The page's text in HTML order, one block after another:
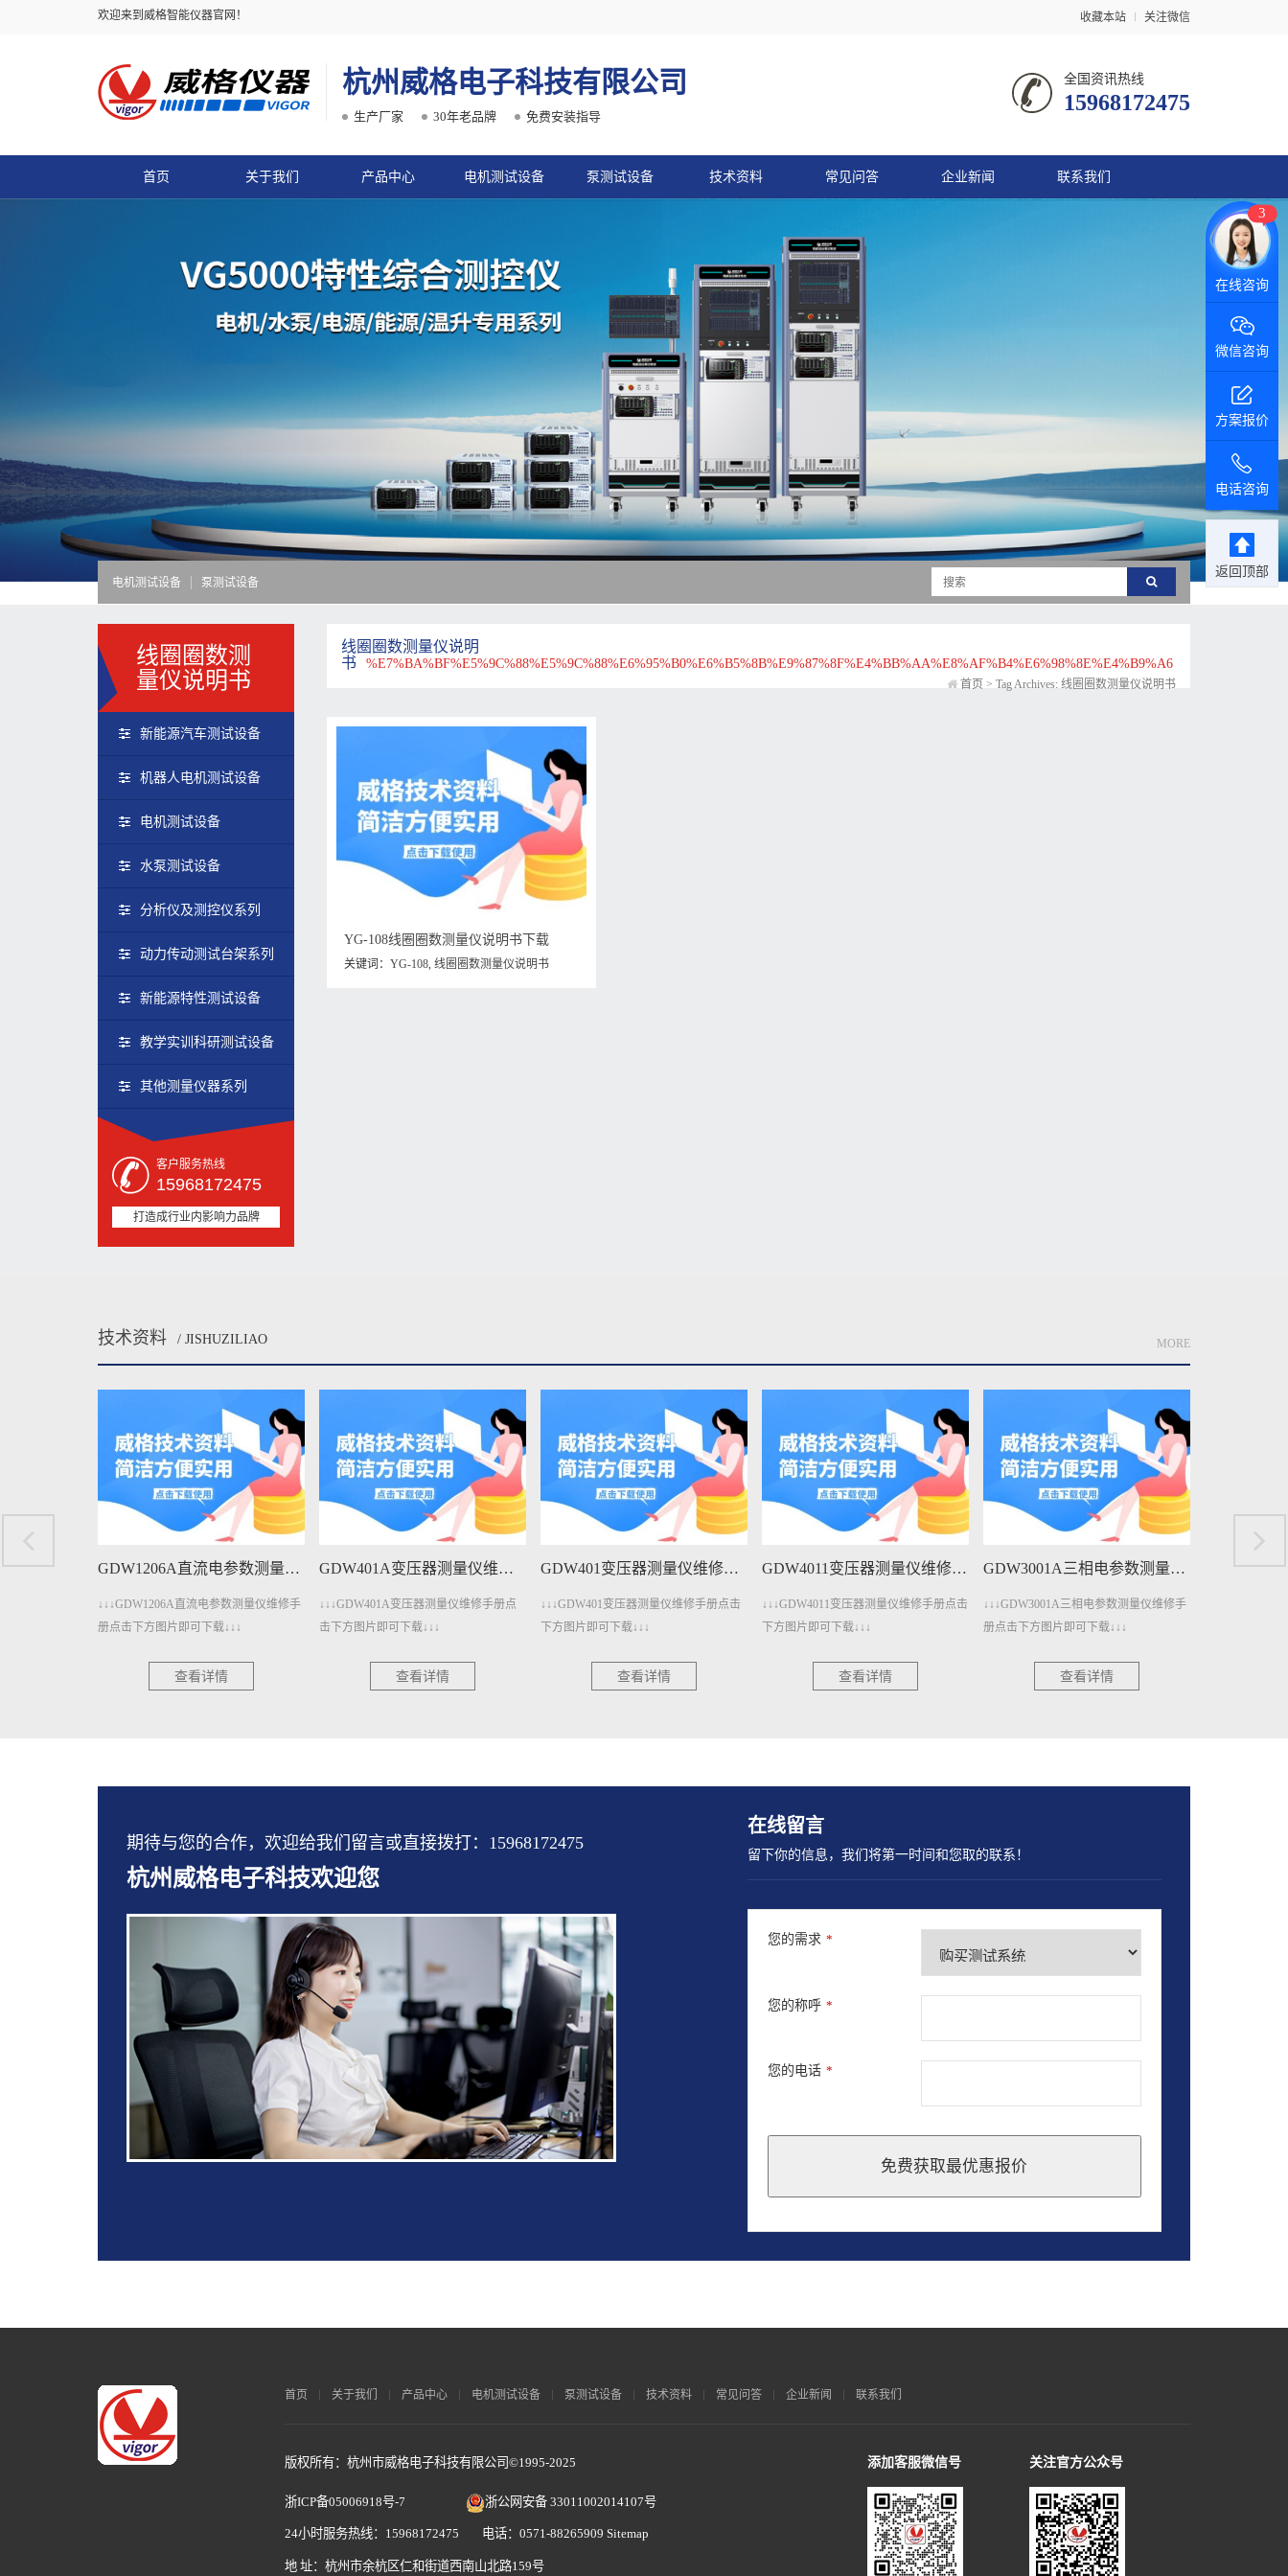
欢迎来到威格智能仪器官网！ 收藏本站 关注微信
杭州威格电子科技有限公司
生产厂家 30年老品牌 免费安装指导
全国资讯热线
15968172475
首页 关于我们 产品中心 电机测试设备 泵测试设备 技术资料 常见问答 企业新闻 联系我们
电机测试设备 泵测试设备
线圈圈数测
量仪说明书
新能源汽车测试设备
机器人电机测试设备
电机测试设备
水泵测试设备
分析仪及测控仪系列
动力传动测试台架系列
新能源特性测试设备
教学实训科研测试设备
其他测量仪器系列
客户服务热线
15968172475
打造成行业内影响力品牌
线圈圈数测量仪说明
书
%E7%BA%BF%E5%9C%88%E5%9C%88%E6%95%B0%E6%B5%8B%E9%87%8F%E4%BB%AA%E8%AF%B4%E6%98%8E%E4%B9%A6
首页 > Tag Archives: 线圈圈数测量仪说明书
YG-108线圈圈数测量仪说明书下载
关键词：YG-108,线圈圈数测量仪说明书
技术资料 / JISHUZILIAO MORE
GDW401A变压器测量仪维修手册下载
↓↓↓GDW401A变压器测量仪维修手册点
击下方图片即可下载↓↓↓
查看详情
GDW401变压器测量仪维修手册下载
↓↓↓GDW401变压器测量仪维修手册点击
下方图片即可下载↓↓↓
查看详情
GDW4011变压器测量仪维修手册下载
↓↓↓GDW4011变压器测量仪维修手册点击
下方图片即可下载↓↓↓
查看详情
GDW3001A三相电参数测量仪维修手册下载
↓↓↓GDW3001A三相电参数测量仪维修手
册点击下方图片即可下载↓↓↓
查看详情
GDW3001三相电参数测量仪维修手册下载
↓↓↓GDW3001三相电参数测量仪维修手册
点击下方图片即可下载↓↓↓
查看详情
期待与您的合作，欢迎给我们留言或直接拨打：15968172475
杭州威格电子科技欢迎您
在线留言
留下你的信息，我们将第一时间和您取的联系！
您的需求 *
您的称呼 *
您的电话 *
免费获取最优惠报价
should
首页 关于我们 产品中心 电机测试设备 泵测试设备 技术资料 常见问答 企业新闻 联系我们
版权所有：杭州市威格电子科技有限公司©1995-2025 添加客服微信号 关注官方公众号
浙ICP备05006918号-7 浙公网安备 33011002014107号
24小时服务热线：15968172475 电话：0571-88265909 Sitemap
地 址：杭州市余杭区仁和街道西南山北路159号
3
在线咨询
微信咨询
方案报价
电话咨询
返回顶部